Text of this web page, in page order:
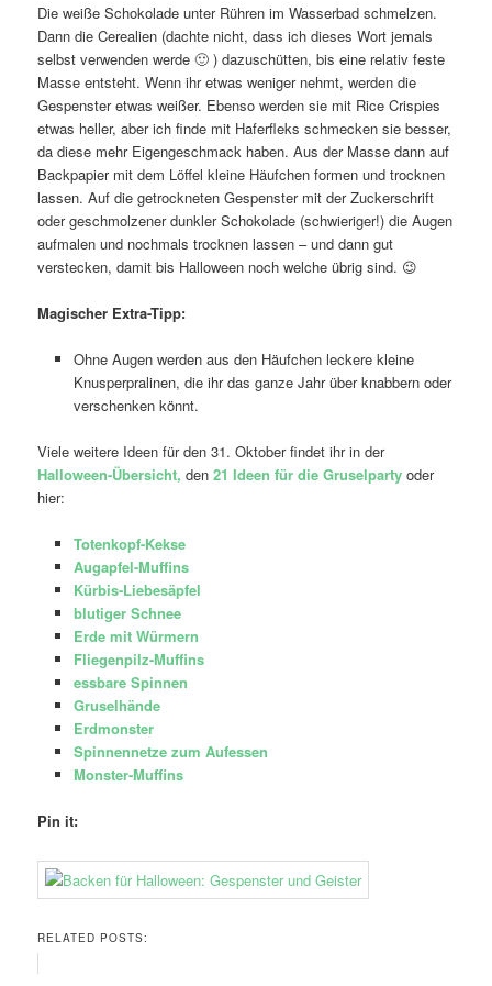
Die weiße Schokolade unter Rühren im Wasserbad schmelzen.
Dann die Cerealien (dachte nicht, dass ich dieses Wort jemals
selbst verwenden werde 🙂 ) dazuschütten, bis eine relativ feste
Masse entsteht. Wenn ihr etwas weniger nehmt, werden die
Gespenster etwas weißer. Ebenso werden sie mit Rice Crispies
etwas heller, aber ich finde mit Haferfleks schmecken sie besser,
da diese mehr Eigengeschmack haben. Aus der Masse dann auf
Backpapier mit dem Löffel kleine Häufchen formen und trocknen
lassen. Auf die getrockneten Gespenster mit der Zuckerschrift
oder geschmolzener dunkler Schokolade (schwieriger!) die Augen
aufmalen und nochmals trocknen lassen – und dann gut
verstecken, damit bis Halloween noch welche übrig sind. 😉
Magischer Extra-Tipp:
Ohne Augen werden aus den Häufchen leckere kleine
Knusperpralinen, die ihr das ganze Jahr über knabbern oder
verschenken könnt.
Viele weitere Ideen für den 31. Oktober findet ihr in der
Halloween-Übersicht,den 21 Ideen für die Gruselparty oder
hier:
Totenkopf-Kekse
Augapfel-Muffins
Kürbis-Liebesäpfel
blutiger Schnee
Erde mit Würmern
Fliegenpilz-Muffins
essbare Spinnen
Gruselhände
Erdmonster
Spinnennetze zum Aufessen
Monster-Muffins
Pin it:
RELATED POSTS: